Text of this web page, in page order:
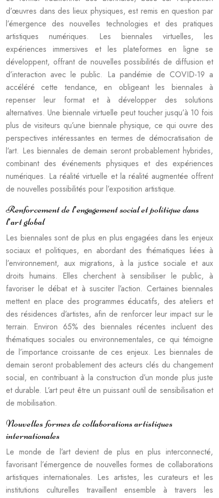
d’œuvres dans des lieux physiques, est remis en question par
l’émergence des nouvelles technologies et des pratiques
artistiques numériques. Les biennales virtuelles, les
expériences immersives et les plateformes en ligne se
développent, offrant de nouvelles possibilités de diffusion et
d’interaction avec le public. La pandémie de COVID-19 a
accéléré cette tendance, en obligeant les biennales à
repenser leur format et à développer des solutions
alternatives. Une biennale virtuelle peut toucher jusqu’à 10 fois
plus de visiteurs qu’une biennale physique, ce qui ouvre des
perspectives intéressantes en termes de démocratisation de
l’art. Les biennales de demain seront probablement hybrides,
combinant des événements physiques et des expériences
numériques. La réalité virtuelle et la réalité augmentée offrent
de nouvelles possibilités pour l’exposition artistique.
Renforcement de l’engagement social et politique dans
l’art global
Les biennales sont de plus en plus engagées dans les enjeux
sociaux et politiques, en abordant des thématiques liées à
l’environnement, aux migrations, à la justice sociale et aux
droits humains. Elles cherchent à sensibiliser le public, à
favoriser le débat et à susciter l’action. Certaines biennales
mettent en place des programmes éducatifs, des ateliers et
des résidences d’artistes, afin de renforcer leur impact sur le
terrain. Environ 65% des biennales récentes incluent des
thématiques sociales ou environnementales, ce qui témoigne
de l’importance croissante de ces enjeux. Les biennales de
demain seront probablement des acteurs clés du changement
social, en contribuant à la construction d’un monde plus juste
et durable. L’art peut être un puissant outil de sensibilisation et
de mobilisation.
Nouvelles formes de collaborations artistiques
internationales
Le monde de l’art devient de plus en plus interconnecté,
favorisant l’émergence de nouvelles formes de collaborations
artistiques internationales. Les artistes, les curateurs et les
institutions culturelles travaillent ensemble à travers les